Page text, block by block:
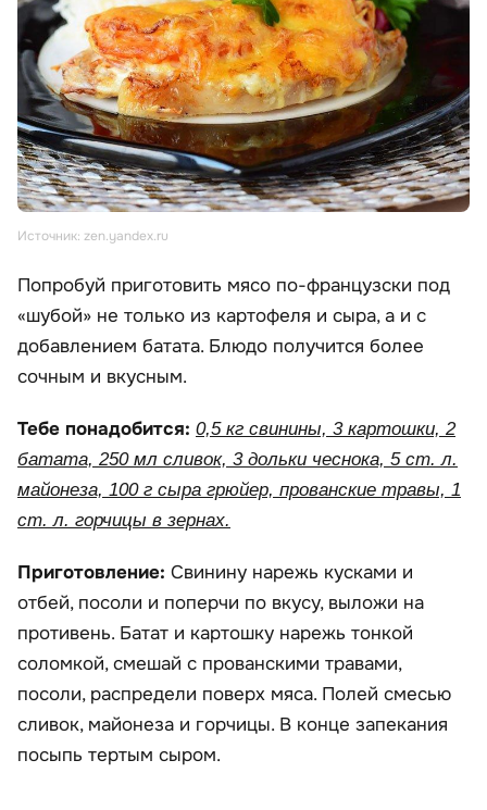
Источник: zen.yandex.ru
Попробуй приготовить мясо по-французски под
«шубой» не только из картофеля и сыра, а и с
добавлением батата. Блюдо получится более
сочным и вкусным.
Тебе понадобится: 0,5 кг свинины, 3 картошки, 2
батата, 250 мл сливок, 3 дольки чеснока, 5 ст. л.
майонеза, 100 г сыра грюйер, прованские травы, 1
ст. л. горчицы в зернах.
Приготовление: Свинину нарежь кусками и
отбей, посоли и поперчи по вкусу, выложи на
противень. Батат и картошку нарежь тонкой
соломкой, смешай с прованскими травами,
посоли, распредели поверх мяса. Полей смесью
сливок, майонеза и горчицы. В конце запекания
посыпь тертым сыром.